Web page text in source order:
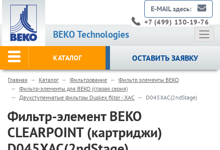
BEKO Technologies
E-MAIL здесь:
+7 (499) 130-19-76
КАТАЛОГ ОСТАВИТЬ ЗАЯВКУ
Главная Каталог Фильтрование
Фильтр элементы BEKO
Фильтр-элементы для BEKO (старая серия)
Двухступенчатые фильтры Duplex filter - XAC
D045XAC(2ndStage)
Фильтр-элемент BEKO
CLEARPOINT (картриджи)